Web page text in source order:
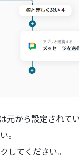
元から設定されて
。
してください。